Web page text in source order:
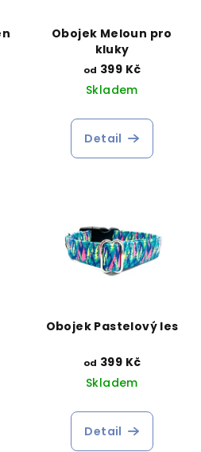
Obojek Meloun pro
kluky
od 399 Kč
Skladem
Detail
Obojek Pastelový les
od 399 Kč
Skladem
Detail